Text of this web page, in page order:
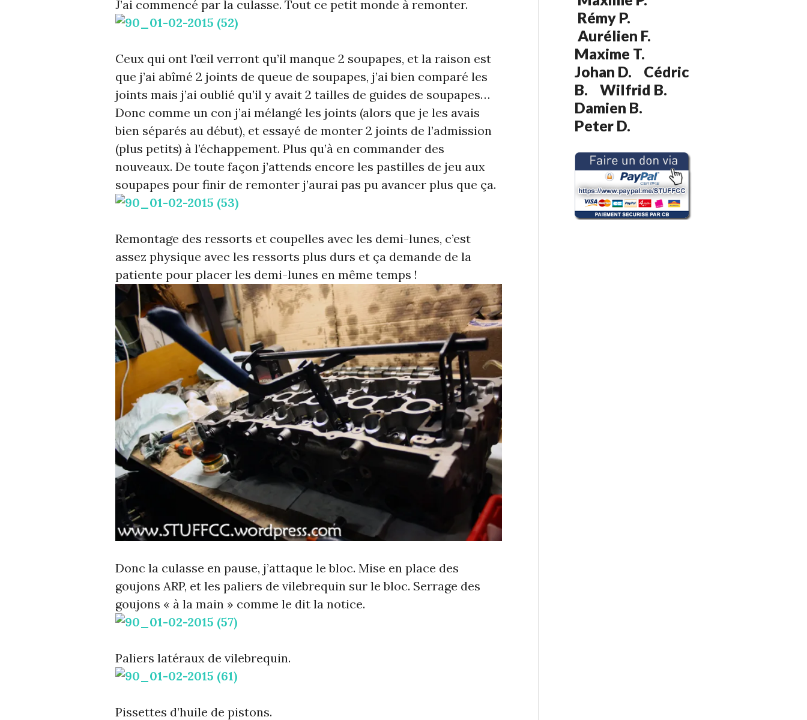
J’ai commencé par la culasse. Tout ce petit monde à remonter.
Ceux qui ont l’œil verront qu’il manque 2 soupapes, et la raison est
que j’ai abîmé 2 joints de queue de soupapes, j’ai bien comparé les
joints mais j’ai oublié qu’il y avait 2 tailles de guides de soupapes…
Donc comme un con j’ai mélangé les joints (alors que je les avais
bien séparés au début), et essayé de monter 2 joints de l’admission
(plus petits) à l’échappement. Plus qu’à en commander des
nouveaux. De toute façon j’attends encore les pastilles de jeu aux
soupapes pour finir de remonter j’aurai pas pu avancer plus que ça.
Remontage des ressorts et coupelles avec les demi-lunes, c’est
assez physique avec les ressorts plus durs et ça demande de la
patiente pour placer les demi-lunes en même temps !
Donc la culasse en pause, j’attaque le bloc. Mise en place des
goujons ARP, et les paliers de vilebrequin sur le bloc. Serrage des
goujons « à la main » comme le dit la notice.
Paliers latéraux de vilebrequin.
Pissettes d’huile de pistons.
Rémy P.
Aurélien F.
Maxime T.
Johan D. Cédric
B. Wilfrid B.
Damien B.
Peter D.